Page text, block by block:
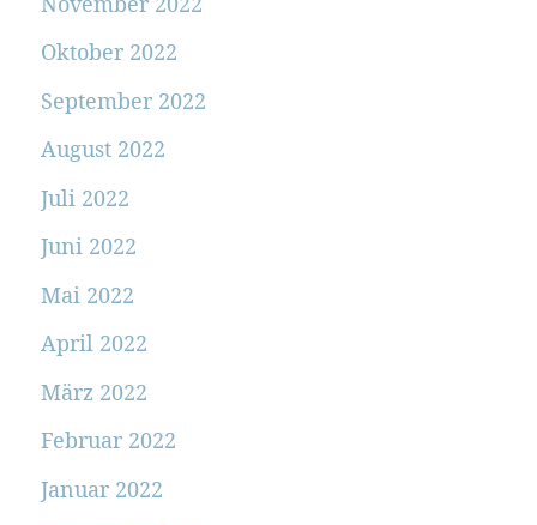
Oktober 2022
September 2022
August 2022
Juli 2022
Juni 2022
Mai 2022
April 2022
März 2022
Februar 2022
Januar 2022